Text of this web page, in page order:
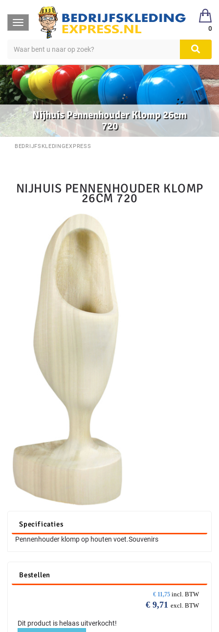
Toggle
navigation
0
Nijhuis Pennenhouder Klomp 26cm
720
BEDRIJFSKLEDINGEXPRESS
NIJHUIS PENNENHOUDER KLOMP
26CM 720
Specificaties
Pennenhouder klomp op houten voet.Souvenirs
Bestellen
€ 11,75 incl. BTW
€ 9,71 excl. BTW
Dit product is helaas uitverkocht!